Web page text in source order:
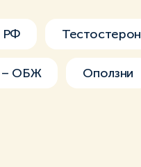
РФ Тестостерон
– ОБЖ Оползни